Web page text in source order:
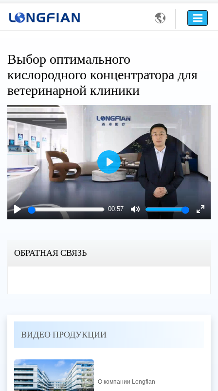

Выбор оптимального
кислородного концентратора для
ветеринарной клиники
Play
00:57
Mute
Enter
Play
ОБРАТНАЯ СВЯЗЬ
ВИДЕО ПРОДУКЦИИ
О компании Longfian